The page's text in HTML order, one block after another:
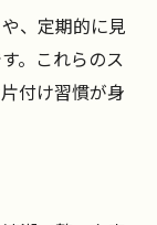
、定期的に見
。これらのス
付け習慣が身